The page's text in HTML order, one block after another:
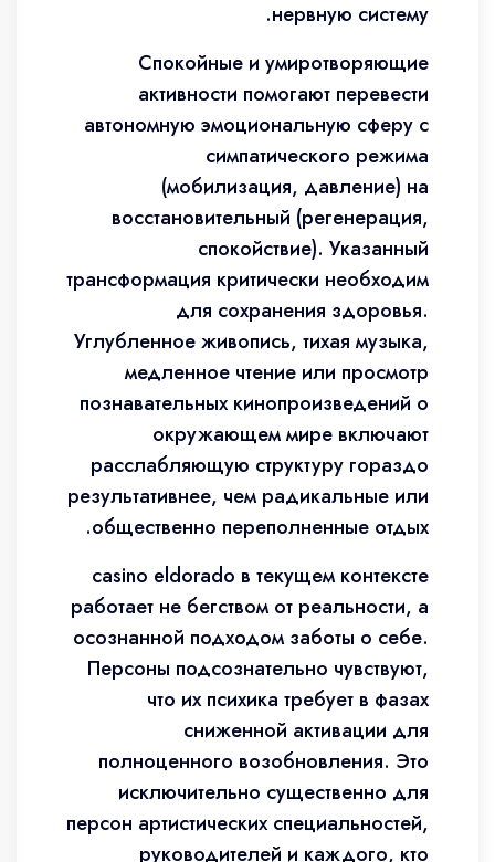
нервную систему.
Спокойные и умиротворяющие
активности помогают перевести
автономную эмоциональную сферу с
симпатического режима
(мобилизация, давление) на
восстановительный (регенерация,
спокойствие). Указанный
трансформация критически необходим
для сохранения здоровья.
Углубленное живопись, тихая музыка,
медленное чтение или просмотр
познавательных кинопроизведений о
окружающем мире включают
расслабляющую структуру гораздо
результативнее, чем радикальные или
общественно переполненные отдых.
casino eldorado в текущем контексте
работает не бегством от реальности, а
осознанной подходом заботы о себе.
Персоны подсознательно чувствуют,
что их психика требует в фазах
сниженной активации для
полноценного возобновления. Это
исключительно существенно для
персон артистических специальностей,
руководителей и каждого, кто